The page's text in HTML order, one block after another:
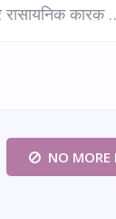
कारक
NO MORE